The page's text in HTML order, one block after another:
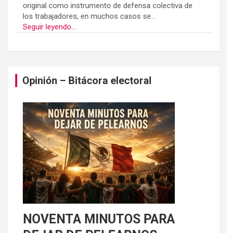
original como instrumento de defensa colectiva de
los trabajadores, en muchos casos se...
Seguir leyendo...
Opinión – Bitácora electoral
NOVENTA MINUTOS PARA